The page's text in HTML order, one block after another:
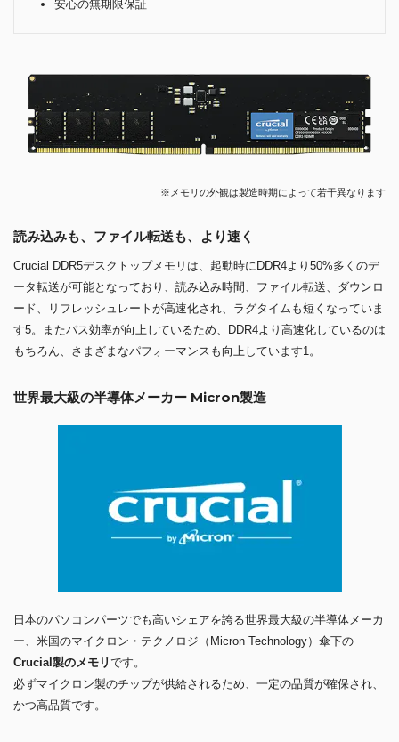
安心の無期限保証
※メモリの外観は製造時期によって若干異なります
読み込みも、ファイル転送も、より速く
Crucial DDR5デスクトップメモリは、起動時にDDR4より50%多くのデ
ータ転送が可能となっており、読み込み時間、ファイル転送、ダウンロ
ード、リフレッシュレートが高速化され、ラグタイムも短くなっていま
す5。またバス効率が向上しているため、DDR4より高速化しているのは
もちろん、さまざまなパフォーマンスも向上しています1。
世界最大級の半導体メーカー Micron製造
日本のパソコンパーツでも高いシェアを誇る世界最大級の半導体メーカ
ー、米国のマイクロン・テクノロジ（Micron Technology）傘下の
Crucial製のメモリです。
必ずマイクロン製のチップが供給されるため、一定の品質が確保され、
かつ高品質です。